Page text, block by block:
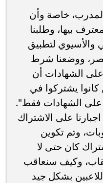
خاصة وأن
بيها، وطلبنا
والأسيوي لتطبيق
ووضعنا شرط
الشهادات أن
كانوا يشتركوا في
الشهادات فقط".
على الاشتراك
وتم تكوين
والاشتراك كان حتى لا
وكيف سنعاقب
بشكل جيد